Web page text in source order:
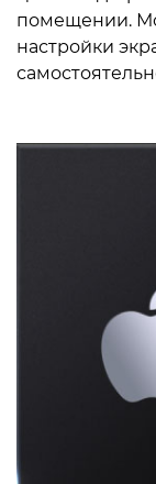
помещении.
настройки